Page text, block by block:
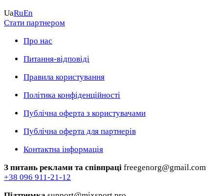
UaRuEn
Стати партнером
Про нас
Питання-відповіді
Правила користування
Політика конфіденційності
Публічна оферта з користувачами
Публічна оферта для партнерів
Контактна інформація
З питань реклами та співпраці freegenorg@gmail.com
+38 096 911-21-12